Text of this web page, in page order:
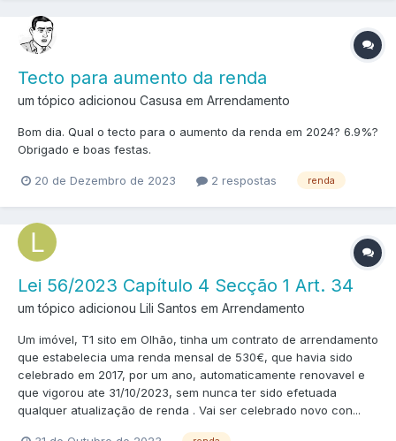
Tecto para aumento da renda
um tópico adicionou Casusa em Arrendamento
Bom dia. Qual o tecto para o aumento da renda em 2024? 6.9%?
Obrigado e boas festas.
20 de Dezembro de 2023 2 respostas renda
Lei 56/2023 Capítulo 4 Secção 1 Art. 34
um tópico adicionou Lili Santos em Arrendamento
Um imóvel, T1 sito em Olhão, tinha um contrato de arrendamento
que estabelecia uma renda mensal de 530€, que havia sido
celebrado em 2017, por um ano, automaticamente renovavel e
que vigorou ate 31/10/2023, sem nunca ter sido efetuada
qualquer atualização de renda . Vai ser celebrado novo con...